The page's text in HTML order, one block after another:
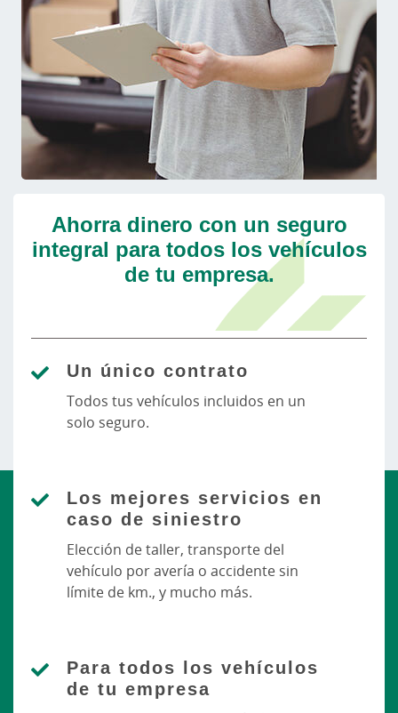
Ahorra dinero con un seguro
integral para todos los vehículos
de tu empresa.
Un único contrato
Todos tus vehículos incluidos en un
solo seguro.
Los mejores servicios en
caso de siniestro
Elección de taller, transporte del
vehículo por avería o accidente sin
límite de km., y mucho más.
Para todos los vehículos
de tu empresa